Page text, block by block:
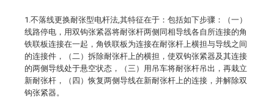
1.不落线更换耐张型电杆法,其特征在于：包括如下步骤：（一）
线路停电，用双钩张紧器将耐张杆两侧同相导线各自所连接的角
铁联板连接在一起，角铁联板为连接在耐张杆上横担与导线之间
的连接件，（二）拆除耐张杆上的横担，使双钩张紧器及其连接
的两侧导线处于悬空状态，（三）用吊车将耐张杆吊出，再栽立
新耐张杆，（四）恢复两侧导线在新耐张杆上的连接，并解除双
钩张紧器。